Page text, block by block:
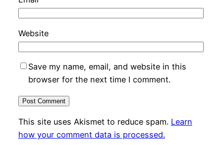
Website
Save my name, email, and website in this
browser for the next time I comment.
This site uses Akismet to reduce spam. Learn
how your comment data is processed.